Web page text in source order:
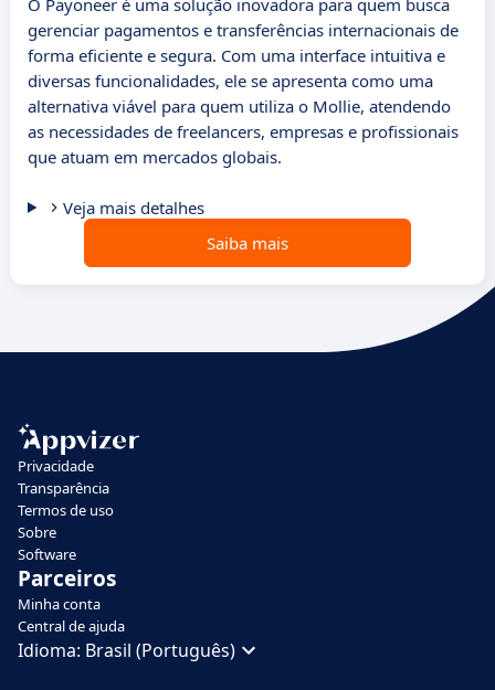
O Payoneer é uma solução inovadora para quem busca
gerenciar pagamentos e transferências internacionais de
forma eficiente e segura. Com uma interface intuitiva e
diversas funcionalidades, ele se apresenta como uma
alternativa viável para quem utiliza o Mollie, atendendo
as necessidades de freelancers, empresas e profissionais
que atuam em mercados globais.
Veja mais detalhes
Saiba mais
Privacidade
Transparência
Termos de uso
Sobre
Software
Parceiros
Minha conta
Central de ajuda
Idioma: Brasil (Português)